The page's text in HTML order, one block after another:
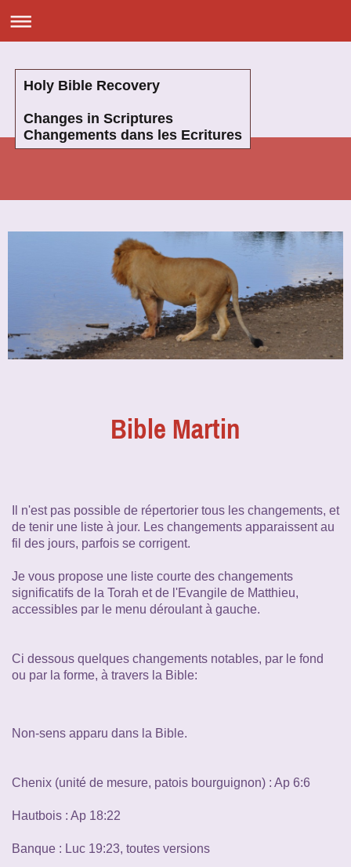
Holy Bible Recovery
Changes in Scriptures
Changements dans les Ecritures
Bible Martin
Il n'est pas possible de répertorier tous les changements, et
de tenir une liste à jour. Les changements apparaissent au
fil des jours, parfois se corrigent.
Je vous propose une liste courte des changements
significatifs de la Torah et de l'Evangile de Matthieu,
accessibles par le menu déroulant à gauche.
Ci dessous quelques changements notables, par le fond
ou par la forme, à travers la Bible:
Non-sens apparu dans la Bible.
Chenix (unité de mesure, patois bourguignon) : Ap 6:6
Hautbois : Ap 18:22
Banque : Luc 19:23, toutes versions